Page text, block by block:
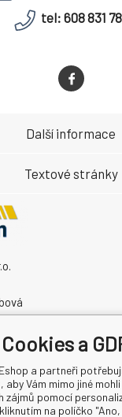
tel: 608 831
Další informace
Textové stránky
Cookies a
a partneři
aby Vám mimo jiné
zájmů pomocí
na políčko